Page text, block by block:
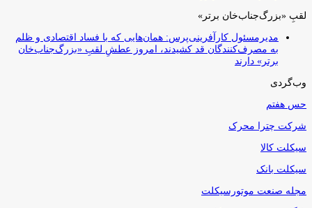
لقبِ «بزرگ‌جناب‌خان برتر»
مدیرمسئول کارآفرینی‌پرس: همان‌هایی که با فساد اقتصادی و ظلم
به مصرف‌کنندگان قد کشیدند، امروز عطشِ لقبِ «بزرگ‌جناب‌خان
برتر» دارند
وب‌گردی
حس هفتم
شرکت چترا محرک
سیکلت کالا
سیکلت بانک
مجله صنعت موتورسیکلت